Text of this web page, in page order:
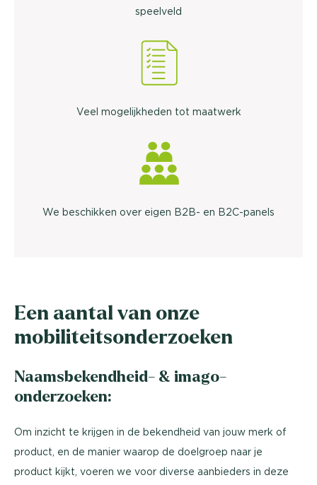
speelveld
Veel mogelijkheden tot maatwerk
We beschikken over eigen B2B- en B2C-panels
Een aantal van onze
mobiliteitsonderzoeken
Naamsbekendheid- & imago-
onderzoeken:
Om inzicht te krijgen in de bekendheid van jouw merk of
product, en de manier waarop de doelgroep naar je
product kijkt, voeren we voor diverse aanbieders in deze